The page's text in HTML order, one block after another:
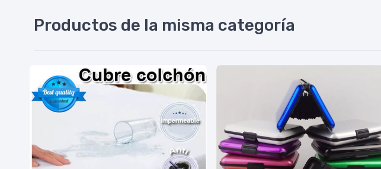
Productos de la misma categoría